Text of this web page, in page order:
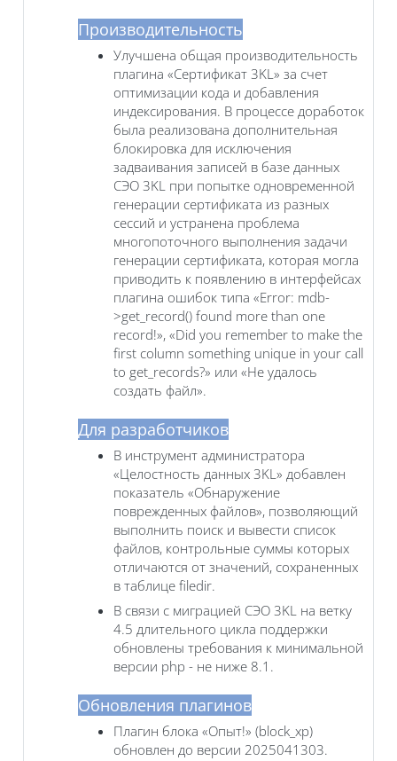
Производительность
Улучшена общая производительность
плагина «Сертификат 3KL» за счет
оптимизации кода и добавления
индексирования. В процессе доработок
была реализована дополнительная
блокировка для исключения
задваивания записей в базе данных
СЭО 3KL при попытке одновременной
генерации сертификата из разных
сессий и устранена проблема
многопоточного выполнения задачи
генерации сертификата, которая могла
приводить к появлению в интерфейсах
плагина ошибок типа «Error: mdb-
>get_record() found more than one
record!», «Did you remember to make the
first column something unique in your call
to get_records?» или «Не удалось
создать файл».
Для разработчиков
В инструмент администратора
«Целостность данных 3KL» добавлен
показатель «Обнаружение
поврежденных файлов», позволяющий
выполнить поиск и вывести список
файлов, контрольные суммы которых
отличаются от значений, сохраненных
в таблице filedir.
В связи с миграцией СЭО 3KL на ветку
4.5 длительного цикла поддержки
обновлены требования к минимальной
версии php - не ниже 8.1.
Обновления плагинов
Плагин блока «Опыт!» (block_xp)
обновлен до версии 2025041303.